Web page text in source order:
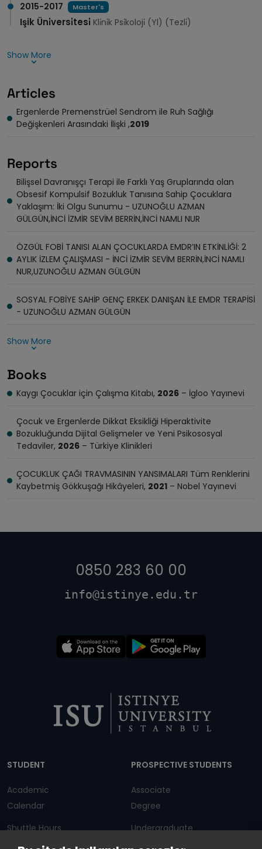
2015-2017 Master's
Işik Üni̇versi̇tesi̇ Kli̇ni̇k Psi̇koloji̇ (Yl) (Tezli̇)
Show More
Articles
Ergenlerde Premenstrüel Sendrom ile Ruh Sağlığı
Değişkenleri Arasındaki İlişki ,2019
Reports
Bilişsel Davranışçı Terapi ile Farklı Yaş Gruplarında olan
Obsesif Kompulsif Bozukluk Tanısına Sahip Çocuklara
Yaklaşım: İki Olgu Sunumu - UZUNOĞLU AZMAN
GÜLGÜN,İNCİ İZMİR SEVİM BERRİN,İNCİ NAMLI NUR
ÖZGÜL FOBİ TANISI ALAN ÇOCUKLARDA EMDR’IN ETKİNLİĞİ: 2
AYLIK İZLEM ÇALIŞMASI - İNCİ İZMİR SEVİM BERRİN,İNCİ NAMLI
NUR,UZUNOĞLU AZMAN GÜLGÜN
SOSYAL FOBİYE SAHİP GENÇ ERKEK DANIŞAN İLE EMDR TERAPİSİ
- UZUNOĞLU AZMAN GÜLGÜN
Show More
Books
Kaygı Çocuklar için Çalışma Kitabı, 2026 – İgloo Yayınevi
Çocuk ve Ergenlerde Dikkat Eksikliği Hiperaktivite
Bozukluğunda Dijital Gelişmeler ve Yeni Psikososyal
Tedaviler, 2026 – Türkiye Klinikleri
ÇOCUKLUK ÇAĞI TRAVMASININ YANSIMALARI Tüm Renklerini
Kaybetmiş Gökkuşağı Hikâyeleri, 2021 – Nobel Yayınevi
0850 283 60 00
info@istinye.edu.tr
STUDENT
Academic
Calendar
Shuttle Hours
PROSPECTIVE STUDENTS
Associate
Degree
Undergraduate